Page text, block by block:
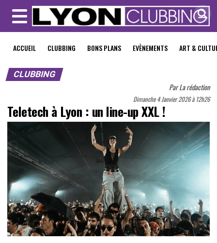
MENU
ACCUEIL CLUBBING BONS PLANS EVÈNEMENTS ART &
CLUBBING
ParLa rédaction
Dimanche 4 Janvier 2026 à 12h26
Teletech à Lyon : un line-up XXL !